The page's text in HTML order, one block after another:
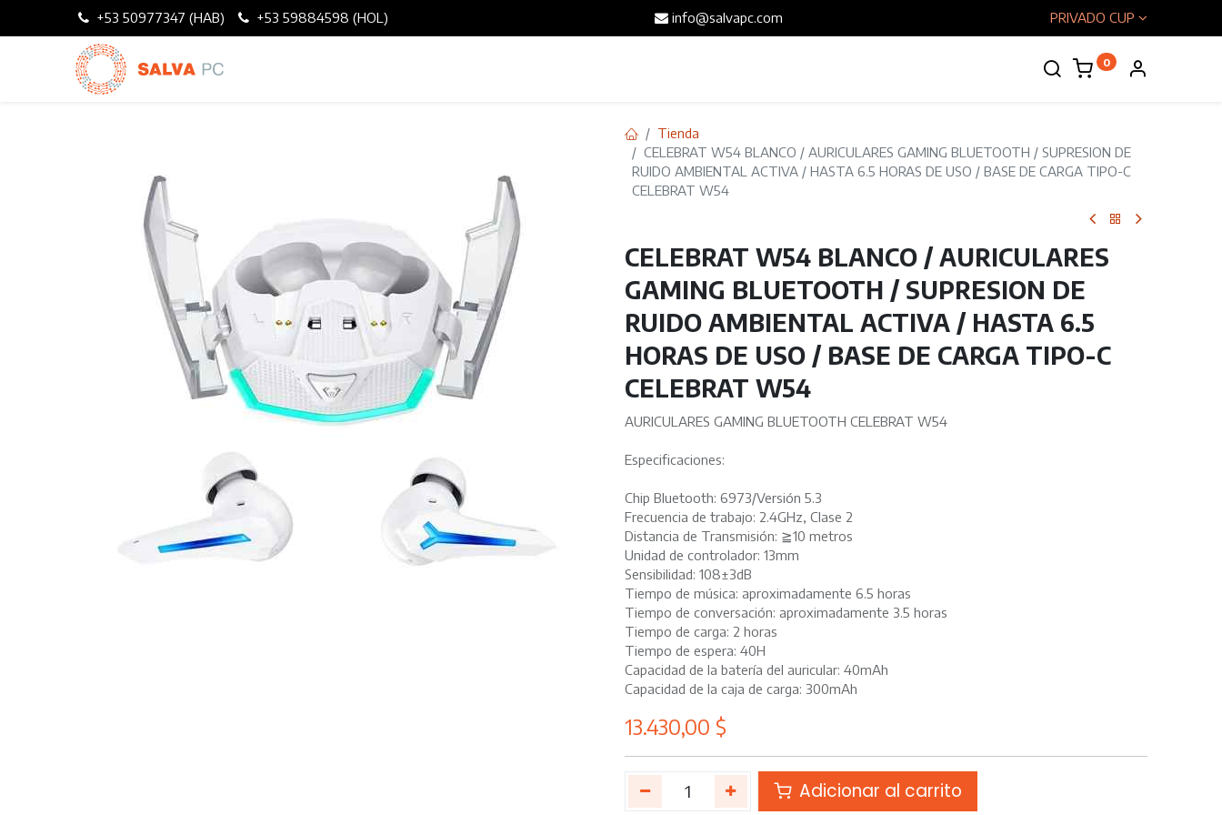
+53 50977347 (HAB) +53 59884598 (HOL) info@salvapc.com PRIVADO CUP
0
Tienda
CELEBRAT W54 BLANCO / AURICULARES GAMING BLUETOOTH / SUPRESION DE
RUIDO AMBIENTAL ACTIVA / HASTA 6.5 HORAS DE USO / BASE DE CARGA TIPO-C
CELEBRAT W54
CELEBRAT W54 BLANCO / AURICULARES
GAMING BLUETOOTH / SUPRESION DE
RUIDO AMBIENTAL ACTIVA / HASTA 6.5
HORAS DE USO / BASE DE CARGA TIPO-C
CELEBRAT W54
AURICULARES GAMING BLUETOOTH CELEBRAT W54
Especificaciones:
Chip Bluetooth: 6973/Versión 5.3
Frecuencia de trabajo: 2.4GHz, Clase 2
Distancia de Transmisión: ≧10 metros
Unidad de controlador: 13mm
Sensibilidad: 108±3dB
Tiempo de música: aproximadamente 6.5 horas
Tiempo de conversación: aproximadamente 3.5 horas
Tiempo de carga: 2 horas
Tiempo de espera: 40H
Capacidad de la batería del auricular: 40mAh
Capacidad de la caja de carga: 300mAh
13.430,00 $
Adicionar al carrito